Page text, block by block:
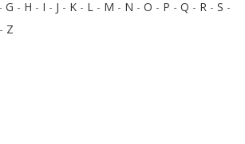
- G - H - I - J - K - L - M - N - O - P - Q - R - S -
- Z